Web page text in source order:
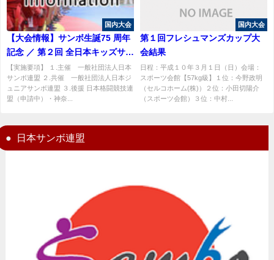
国内大会
【大会情報】サンボ生誕75 周年
記念 ／ 第２回 全日本キッズサン
ボ選手権大会要項・申込書
【実施要項】 １.主催 一般社団法人日本
サンボ連盟 ２.共催 一般社団法人日本ジ
ュニアサンボ連盟 ３.後援 日本格闘競技連
盟（申請中）・神奈...
国内大会
第１回フレシュマンズカップ大
会結果
日程：平成１０年３月１日（日）会場：
スポーツ会館【57kg級】１位：今野政明
（セルコホーム(株)）２位：小田切陽介
（スポーツ会館）３位：中村...
日本サンボ連盟